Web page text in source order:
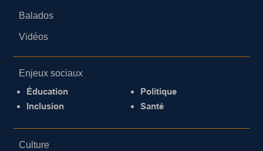
Balados
Vidéos
Enjeux sociaux
Éducation
Inclusion
Politique
Santé
Culture